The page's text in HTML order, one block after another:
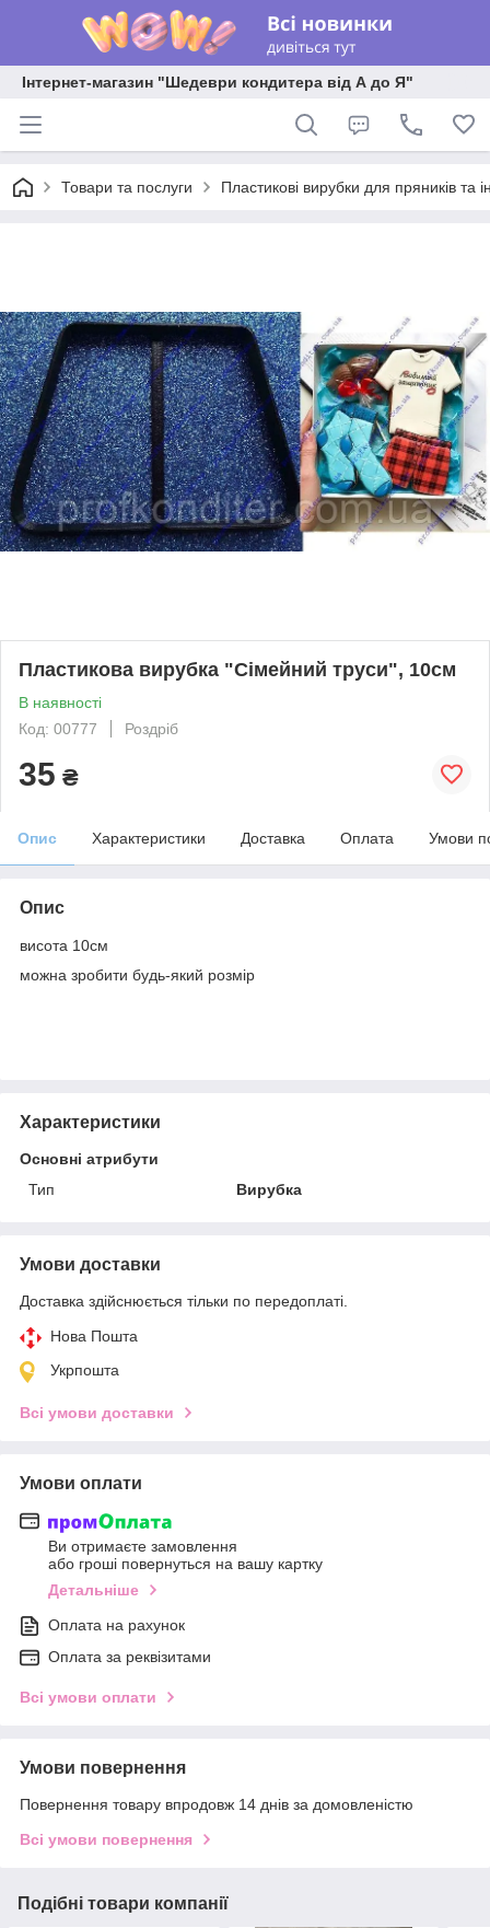
Інтернет-магазин "Шедеври кондитера від А до Я"
Товари та послуги Пластикові вирубки для пряників та
Пластикова вирубка "Сімейний труси", 10см
В наявності
Код: 00777
Роздріб
35 ₴
Опис Характеристики Доставка Оплата Умови
Опис
висота 10см
можна зробити будь-який розмір
Характеристики
Основні атрибути
Тип
Вирубка
Умови доставки
Доставка здійснюється тільки по передоплаті.
Нова Пошта
Укрпошта
Всі умови доставки
Умови оплати
Ви отримаєте замовлення
або гроші повернуться на вашу картку
Детальніше
Оплата на рахунок
Оплата за реквізитами
Всі умови оплати
Умови повернення
Повернення товару впродовж 14 днів за домовленістю
Всі умови повернення
Подібні товари компанії